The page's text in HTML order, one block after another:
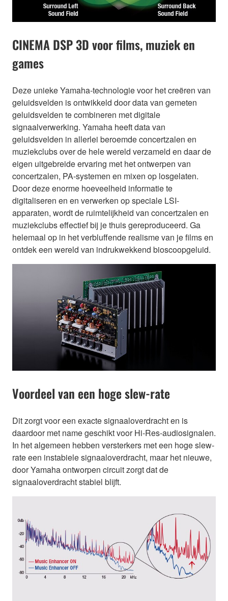
CINEMA DSP 3D voor films, muziek en
games
Deze unieke Yamaha-technologie voor het creëren van
geluidsvelden is ontwikkeld door data van gemeten
geluidsvelden te combineren met digitale
signaalverwerking. Yamaha heeft data van
geluidsvelden in allerlei beroemde concertzalen en
muziekclubs over de hele wereld verzameld en daar de
eigen uitgebreide ervaring met het ontwerpen van
concertzalen, PA-systemen en mixen op losgelaten.
Door deze enorme hoeveelheid informatie te
digitaliseren en en verwerken op speciale LSI-
apparaten, wordt de ruimtelijkheid van concertzalen en
muziekclubs effectief bij je thuis gereproduceerd. Ga
helemaal op in het verbluffende realisme van je films en
ontdek een wereld van indrukwekkend bioscoopgeluid.
Voordeel van een hoge slew-rate
Dit zorgt voor een exacte signaaloverdracht en is
daardoor met name geschikt voor Hi-Res-audiosignalen.
In het algemeen hebben versterkers met een hoge slew-
rate een instabiele signaaloverdracht, maar het nieuwe,
door Yamaha ontworpen circuit zorgt dat de
signaaloverdracht stabiel blijft.